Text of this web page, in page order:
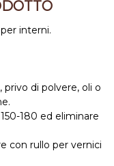
interni.
di polvere, oli o
180 ed eliminare
con rullo per vernici